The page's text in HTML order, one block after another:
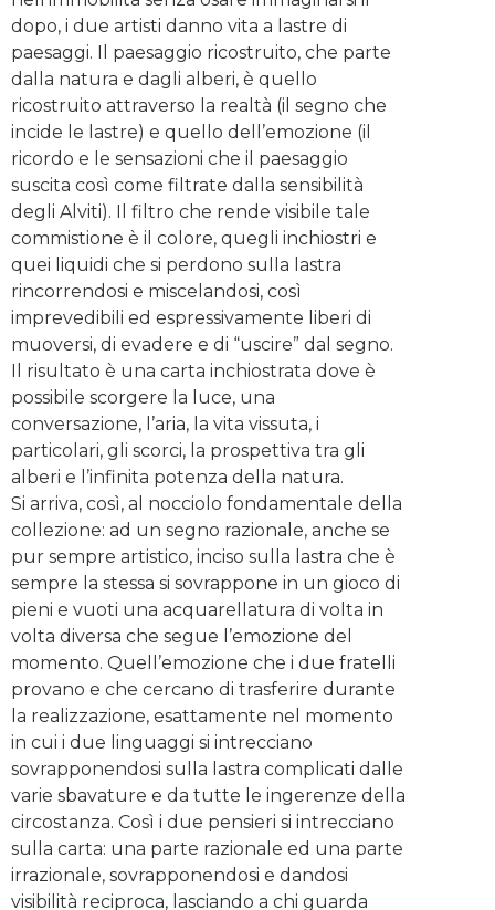
dopo, i due artisti danno vita a lastre di
paesaggi. Il paesaggio ricostruito, che parte
dalla natura e dagli alberi, è quello
ricostruito attraverso la realtà (il segno che
incide le lastre) e quello dell’emozione (il
ricordo e le sensazioni che il paesaggio
suscita così come filtrate dalla sensibilità
degli Alviti). Il filtro che rende visibile tale
commistione è il colore, quegli inchiostri e
quei liquidi che si perdono sulla lastra
rincorrendosi e miscelandosi, così
imprevedibili ed espressivamente liberi di
muoversi, di evadere e di “uscire” dal segno.
Il risultato è una carta inchiostrata dove è
possibile scorgere la luce, una
conversazione, l’aria, la vita vissuta, i
particolari, gli scorci, la prospettiva tra gli
alberi e l’infinita potenza della natura.
Si arriva, così, al nocciolo fondamentale della
collezione: ad un segno razionale, anche se
pur sempre artistico, inciso sulla lastra che è
sempre la stessa si sovrappone in un gioco di
pieni e vuoti una acquarellatura di volta in
volta diversa che segue l’emozione del
momento. Quell’emozione che i due fratelli
provano e che cercano di trasferire durante
la realizzazione, esattamente nel momento
in cui i due linguaggi si intrecciano
sovrapponendosi sulla lastra complicati dalle
varie sbavature e da tutte le ingerenze della
circostanza. Così i due pensieri si intrecciano
sulla carta: una parte razionale ed una parte
irrazionale, sovrapponendosi e dandosi
visibilità reciproca, lasciando a chi guarda